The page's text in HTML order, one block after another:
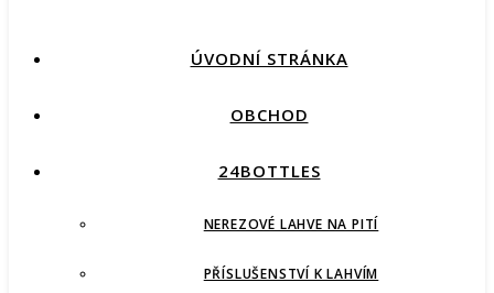
ÚVODNÍ STRÁNKA
OBCHOD
24BOTTLES
NEREZOVÉ LAHVE NA PITÍ
PŘÍSLUŠENSTVÍ K LAHVÍM